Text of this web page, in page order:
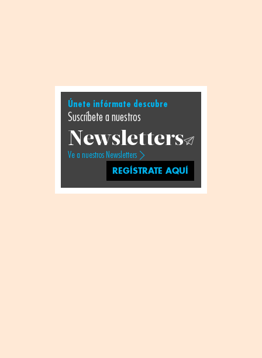
Únete infórmate descubre
Suscríbete a nuestros
Newsletters
Ve a nuestros Newsletters
REGÍSTRATE AQUÍ